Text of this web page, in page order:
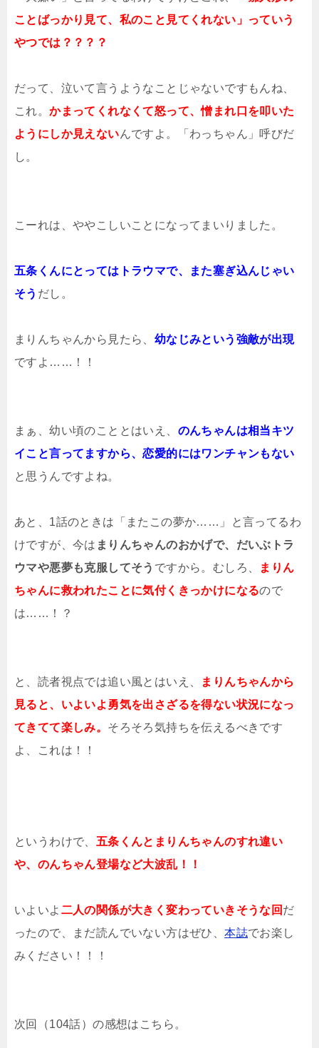
ことばっかり見て、私のこと見てくれない」っていう
やつでは？？？？
だって、泣いて言うようなことじゃないですもんね、
これ。かまってくれなくて怒って、憎まれ口を叩いた
ようにしか見えないんですよ。「わっちゃん」呼びだ
し。
こーれは、ややこしいことになってまいりました。
五条くんにとってはトラウマで、また塞ぎ込んじゃい
そう だし。
まりんちゃんから見たら、 幼なじみという強敵が出現
ですよ……！！
まぁ、幼い頃のこととはいえ、 のんちゃんは相当キツ
イこと言ってますから、恋愛的にはワンチャンもない
と思うんですよね。
あと、1話のときは「またこの夢か……」と言ってるわ
けですが、今は まりんちゃんのおかげで、だいぶトラ
ウマや悪夢も克服してそう ですから。むしろ、
まりん
ちゃんに救われたことに気付くきっかけになるので
は……！？
と、読者視点では追い風とはいえ、
まりんちゃんから
見ると、いよいよ勇気を出さざるを得ない状況になっ
てきてて楽しみ。 そろそろ気持ちを伝えるべきです
よ、これは！！
というわけで、 五条くんとまりんちゃんのすれ違い
や、のんちゃん登場など大波乱！！
いよいよ 二人の関係が大きく変わっていきそうな回 だ
ったので、まだ読んでいない方はぜひ、本誌でお楽し
みください！！！
次回（104話）の感想はこちら。